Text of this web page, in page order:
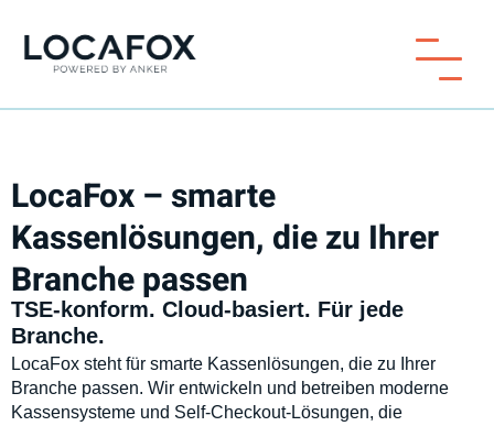
LocaFox – smarte
Kassenlösungen, die zu Ihrer
Branche passen
TSE-konform. Cloud-basiert. Für jede
Branche.
LocaFox steht für smarte Kassenlösungen, die zu Ihrer
Branche passen. Wir entwickeln und betreiben moderne
Kassensysteme und Self-Checkout-Lösungen, die